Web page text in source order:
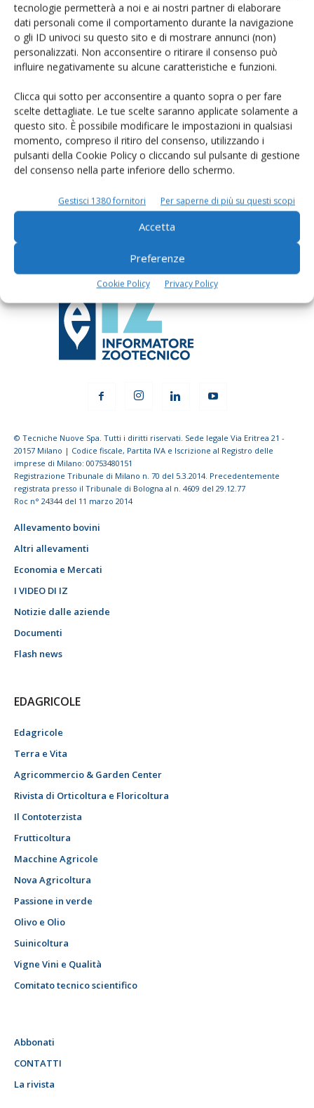
tecnologie permetterà a noi e ai nostri partner di elaborare
dati personali come il comportamento durante la navigazione
o gli ID univoci su questo sito e di mostrare annunci (non)
personalizzati. Non acconsentire o ritirare il consenso può
influire negativamente su alcune caratteristiche e funzioni.
Clicca qui sotto per acconsentire a quanto sopra o per fare
scelte dettagliate. Le tue scelte saranno applicate solamente a
questo sito. È possibile modificare le impostazioni in qualsiasi
momento, compreso il ritiro del consenso, utilizzando i
pulsanti della Cookie Policy o cliccando sul pulsante di gestione
del consenso nella parte inferiore dello schermo.
Gestisci 1380 fornitori Per saperne di più su questi scopi
Accetta
Preferenze
Cookie Policy Privacy Policy
Rimani aggiornato sul mondo
Iscriviti alle nostre newsletter
© Tecniche Nuove Spa. Tutti i diritti riservati. Sede legale Via Eritrea 21 -
20157 Milano | Codice fiscale, Partita IVA e Iscrizione al Registro delle
imprese di Milano: 00753480151
Registrazione Tribunale di Milano n. 70 del 5.3.2014. Precedentemente
registrata presso il Tribunale di Bologna al n. 4609 del 29.12.77
Roc n° 24344 del 11 marzo 2014
Allevamento bovini
Altri allevamenti
Economia e Mercati
I VIDEO DI IZ
Notizie dalle aziende
Documenti
Flash news
EDAGRICOLE
Edagricole
Terra e Vita
Agricommercio & Garden Center
Rivista di Orticoltura e Floricoltura
Il Contoterzista
Frutticoltura
Macchine Agricole
Nova Agricoltura
Passione in verde
Olivo e Olio
Suinicoltura
Vigne Vini e Qualità
Comitato tecnico scientifico
Abbonati
CONTATTI
La rivista